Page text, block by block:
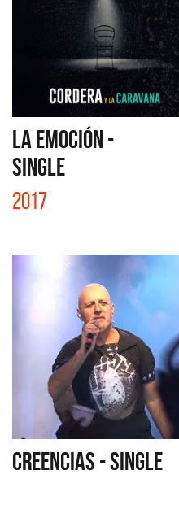
LA EMOCIÓN -
SINGLE
2017
CREENCIAS - SINGLE